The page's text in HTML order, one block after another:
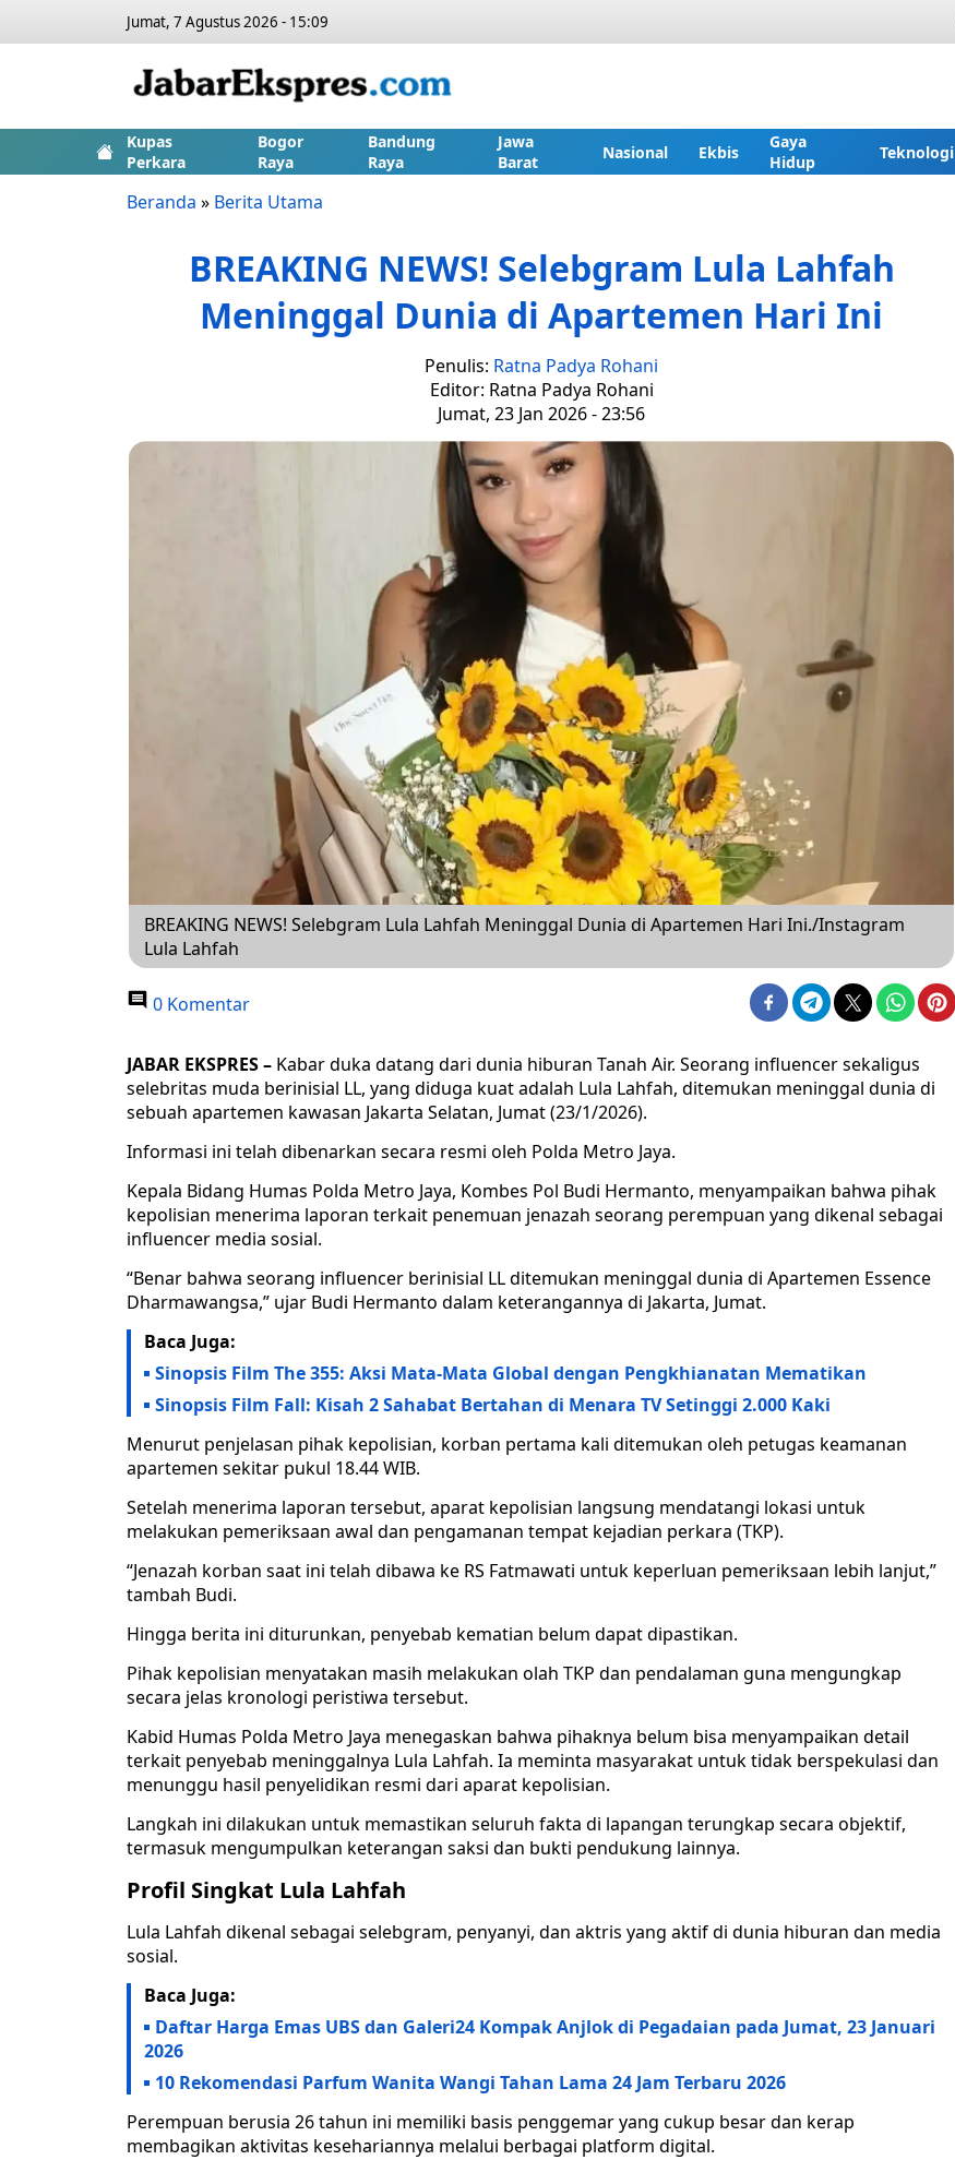
Jumat, 7 Agustus 2026 - 15:09
Kupas
Perkara
Bogor
Raya
Bandung
Raya
Jawa
Barat
Nasional Ekbis
Gaya
Hidup
Teknologi
Beranda » Berita Utama
BREAKING NEWS! Selebgram Lula Lahfah
Meninggal Dunia di Apartemen Hari Ini
Penulis: Ratna Padya Rohani
Editor: Ratna Padya Rohani
Jumat, 23 Jan 2026 - 23:56
BREAKING NEWS! Selebgram Lula Lahfah Meninggal Dunia di Apartemen Hari Ini./Instagram
Lula Lahfah
0 Komentar
JABAR EKSPRES – Kabar duka datang dari dunia hiburan Tanah Air. Seorang influencer sekaligus
selebritas muda berinisial LL, yang diduga kuat adalah Lula Lahfah, ditemukan meninggal dunia di
sebuah apartemen kawasan Jakarta Selatan, Jumat (23/1/2026).
Informasi ini telah dibenarkan secara resmi oleh Polda Metro Jaya.
Kepala Bidang Humas Polda Metro Jaya, Kombes Pol Budi Hermanto, menyampaikan bahwa pihak
kepolisian menerima laporan terkait penemuan jenazah seorang perempuan yang dikenal sebagai
influencer media sosial.
“Benar bahwa seorang influencer berinisial LL ditemukan meninggal dunia di Apartemen Essence
Dharmawangsa,” ujar Budi Hermanto dalam keterangannya di Jakarta, Jumat.
Baca Juga:
Sinopsis Film The 355: Aksi Mata-Mata Global dengan Pengkhianatan Mematikan
Sinopsis Film Fall: Kisah 2 Sahabat Bertahan di Menara TV Setinggi 2.000 Kaki
Menurut penjelasan pihak kepolisian, korban pertama kali ditemukan oleh petugas keamanan
apartemen sekitar pukul 18.44 WIB.
Setelah menerima laporan tersebut, aparat kepolisian langsung mendatangi lokasi untuk
melakukan pemeriksaan awal dan pengamanan tempat kejadian perkara (TKP).
“Jenazah korban saat ini telah dibawa ke RS Fatmawati untuk keperluan pemeriksaan lebih lanjut,”
tambah Budi.
Hingga berita ini diturunkan, penyebab kematian belum dapat dipastikan.
Pihak kepolisian menyatakan masih melakukan olah TKP dan pendalaman guna mengungkap
secara jelas kronologi peristiwa tersebut.
Kabid Humas Polda Metro Jaya menegaskan bahwa pihaknya belum bisa menyampaikan detail
terkait penyebab meninggalnya Lula Lahfah. Ia meminta masyarakat untuk tidak berspekulasi dan
menunggu hasil penyelidikan resmi dari aparat kepolisian.
Langkah ini dilakukan untuk memastikan seluruh fakta di lapangan terungkap secara objektif,
termasuk mengumpulkan keterangan saksi dan bukti pendukung lainnya.
Profil Singkat Lula Lahfah
Lula Lahfah dikenal sebagai selebgram, penyanyi, dan aktris yang aktif di dunia hiburan dan media
sosial.
Baca Juga:
Daftar Harga Emas UBS dan Galeri24 Kompak Anjlok di Pegadaian pada Jumat, 23 Januari
2026
10 Rekomendasi Parfum Wanita Wangi Tahan Lama 24 Jam Terbaru 2026
Perempuan berusia 26 tahun ini memiliki basis penggemar yang cukup besar dan kerap
membagikan aktivitas kesehariannya melalui berbagai platform digital.